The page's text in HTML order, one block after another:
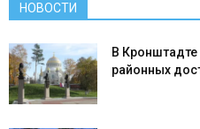
НОВОСТИ
В Кронштадте
районных